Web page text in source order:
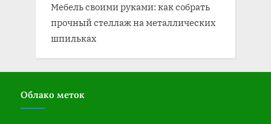
Мебель своими руками: как собрать
прочный стеллаж на металлических
шпильках
Облако меток